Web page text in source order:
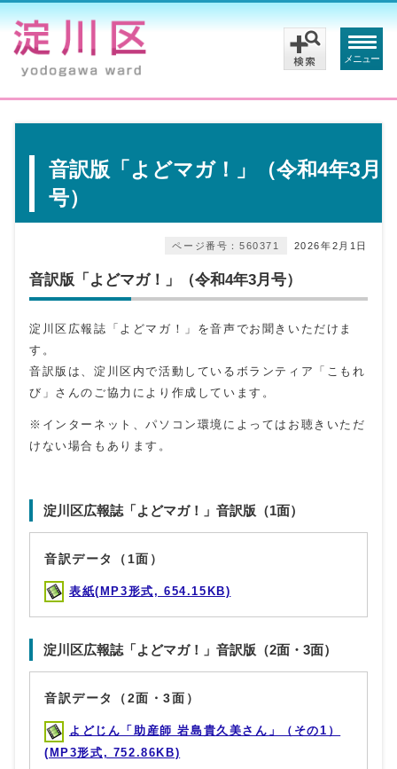
メニュー
音訳版「よどマガ！」（令和4年3月
号）
2026年2月1日
ページ番号：560371
音訳版「よどマガ！」（令和4年3月号）
淀川区広報誌「よどマガ！」を音声でお聞きいただけま
す。
音訳版は、淀川区内で活動しているボランティア「こもれ
び」さんのご協力により作成しています。
※インターネット、パソコン環境によってはお聴きいただ
けない場合もあります。
淀川区広報誌「よどマガ！」音訳版（1面）
音訳データ（1面）
表紙(MP3形式, 654.15KB)
淀川区広報誌「よどマガ！」音訳版（2面・3面）
音訳データ（2面・3面）
よどじん「助産師 岩島貴久美さん」（その1）
(MP3形式, 752.86KB)